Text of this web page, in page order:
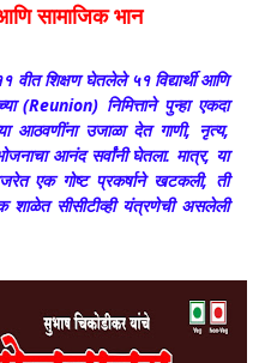
सामाजिक भान
शिक्षण घेतलेले ५१ विद्यार्थी आणि
(Reunion) निमित्ताने पुन्हा एकदा
आठवणींना उजाळा देत गाणी, नृत्य,
आनंद सर्वांनी घेतला. मात्र, या
नजरेत एक गोष्ट प्रकर्षाने खटकली, ती
शाळेत सीसीटीव्ही यंत्रणेची असलेली